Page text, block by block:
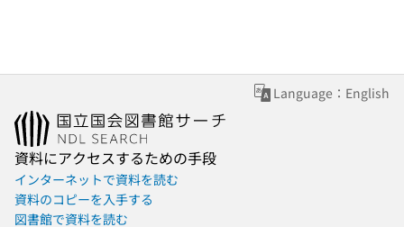
Language：English
資料にアクセスするための手段
インターネットで資料を読む
資料のコピーを入手する
図書館で資料を読む